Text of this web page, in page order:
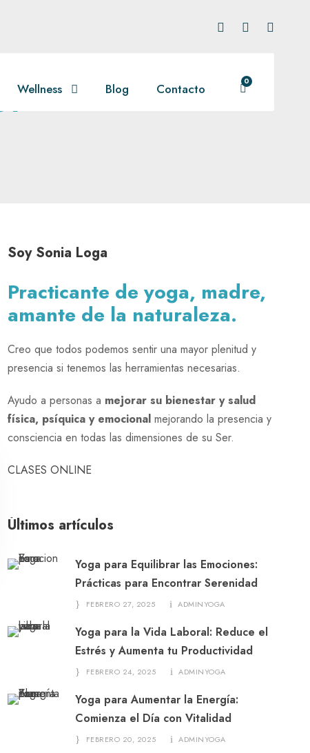
Wellness Blog Contacto 0
Soy Sonia Loga
Practicante de yoga, madre,
amante de la naturaleza.
Creo que todos podemos sentir una mayor plenitud y
presencia si tenemos las herramientas necesarias.
Ayudo a personas a mejorar su bienestar y salud
física, psíquica y emocional mejorando la presencia y
consciencia en todas las dimensiones de su Ser.
CLASES ONLINE
Últimos artículos
Yoga para Equilibrar las Emociones:
Prácticas para Encontrar Serenidad
FEBRERO 27, 2025 ADMINYOGA
Yoga para la Vida Laboral: Reduce el
Estrés y Aumenta tu Productividad
FEBRERO 24, 2025 ADMINYOGA
Yoga para Aumentar la Energía:
Comienza el Día con Vitalidad
FEBRERO 20, 2025 ADMINYOGA